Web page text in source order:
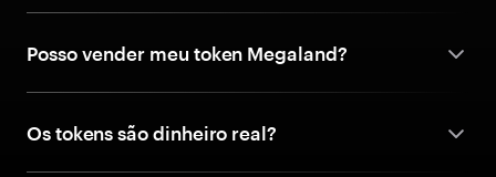
Posso vender meu token Megaland?
Os tokens são dinheiro real?